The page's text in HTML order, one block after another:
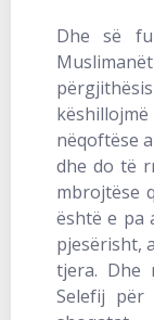
Dhe së
nëqoftëse
dhe do të
mbrojtëse
është e pa
pjesërisht,
tjera. Dhe
Selefij